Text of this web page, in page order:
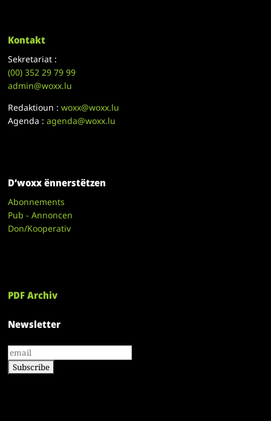
Kontakt
Sekretariat :
(00)352 29 79 99
admin@woxx.lu
Redaktioun :woxx@woxx.lu
Agenda :agenda@woxx.lu
D’woxx ënnerstëtzen
Abonnements
Pub - Annoncen
Don/Kooperativ
PDF Archiv
Newsletter